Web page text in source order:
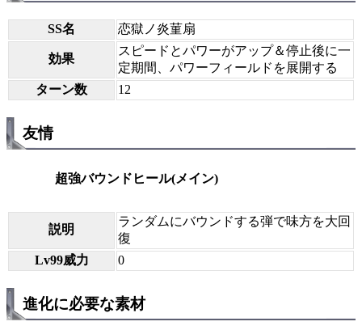
SS名 恋獄ノ炎菫扇
効果
スピードとパワーがアップ＆停止後に一
定期間、パワーフィールドを展開する
ターン数
12
友情
超強バウンドヒール(メイン)
説明
ランダムにバウンドする弾で味方を大回
復
Lv99威力
0
進化に必要な素材